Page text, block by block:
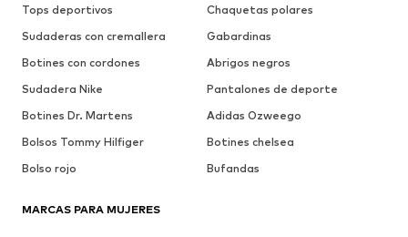
Tops deportivos
Chaquetas polares
Sudaderas con cremallera
Gabardinas
Botines con cordones
Abrigos negros
Sudadera Nike
Pantalones de deporte
Botines Dr. Martens
Adidas Ozweego
Bolsos Tommy Hilfiger
Botines chelsea
Bolso rojo
Bufandas
MARCAS PARA MUJERES